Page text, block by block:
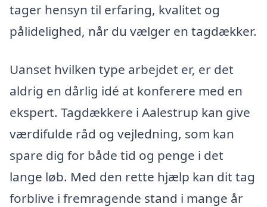
tager hensyn til erfaring, kvalitet og
pålidelighed, når du vælger en tagdækker.
Uanset hvilken type arbejdet er, er det
aldrig en dårlig idé at konferere med en
ekspert. Tagdækkere i Aalestrup kan give
værdifulde råd og vejledning, som kan
spare dig for både tid og penge i det
lange løb. Med den rette hjælp kan dit tag
forblive i fremragende stand i mange år